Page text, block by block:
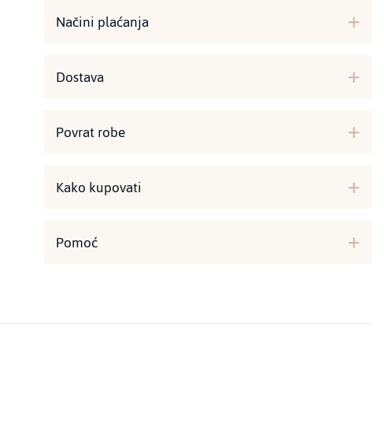
Načini plaćanja
Dostava
Povrat robe
Kako kupovati
Pomoć